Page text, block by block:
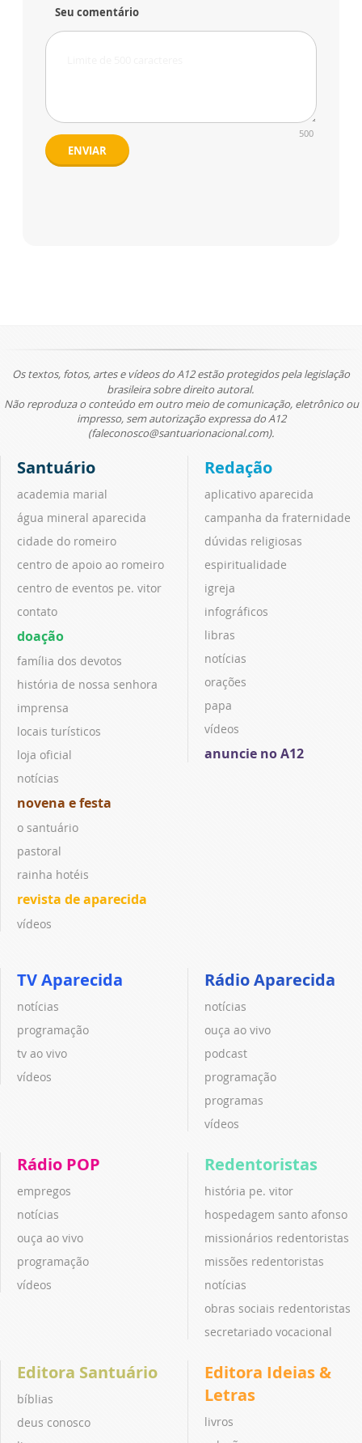
Seu comentário
500
ENVIAR
Os textos, fotos, artes e vídeos do A12 estão protegidos pela legislação
brasileira sobre direito autoral.
Não reproduza o conteúdo em outro meio de comunicação, eletrônico ou
impresso, sem autorização expressa do A12
(faleconosco@santuarionacional.com).
Santuário
academia marial
água mineral aparecida
cidade do romeiro
centro de apoio ao romeiro
centro de eventos pe. vitor
contato
doação
família dos devotos
história de nossa senhora
imprensa
locais turísticos
loja oficial
notícias
novena e festa
o santuário
pastoral
rainha hotéis
revista de aparecida
vídeos
Redação
aplicativo aparecida
campanha da fraternidade
dúvidas religiosas
espiritualidade
igreja
infográficos
libras
notícias
orações
papa
vídeos
anuncie no A12
TV Aparecida
notícias
programação
tv ao vivo
vídeos
Rádio Aparecida
notícias
ouça ao vivo
podcast
programação
programas
vídeos
Rádio POP
empregos
notícias
ouça ao vivo
programação
vídeos
Redentoristas
história pe. vitor
hospedagem santo afonso
missionários redentoristas
missões redentoristas
notícias
obras sociais redentoristas
secretariado vocacional
Editora Santuário
bíblias
deus conosco
Editora Ideias &
Letras
livros